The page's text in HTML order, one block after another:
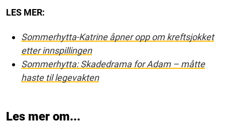
LES MER:
Sommerhytta-Katrine åpner opp om kreftsjokket
etter innspillingen
Sommerhytta: Skadedrama for Adam – måtte
haste til legevakten
Les mer om...